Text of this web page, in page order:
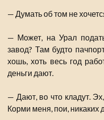
— Думать об том не
— Может, на Урал
завод? Там будто
хошь, хоть весь год
деньги дают.
— Дают, во что кладут.
Корми меня, пои, никаких